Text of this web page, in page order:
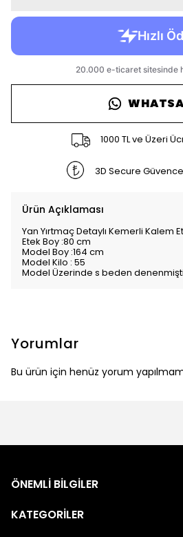
1000 TL ve Üzeri
3D Secure
Ürün Açıklaması
Yan Yırtmaç Detaylı Kemerli Kalem
Etek Boy :80 cm
Model Boy :164 cm
Model Kilo : 55
Model Üzerinde s beden
Yorumlar
Bu ürün için henüz yorum
ÖNEMLİ BİLGİLER
KATEGORİLER